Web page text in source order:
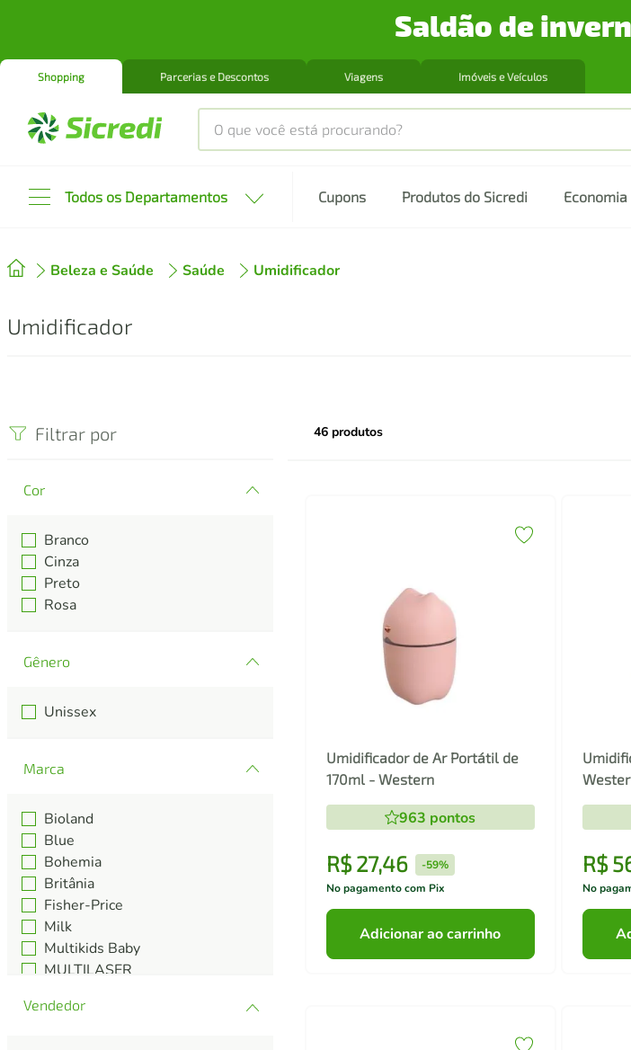
Saldão de
Shopping Parcerias e Descontos Viagens Imóveis e Veículos
O que você está procurando?
Todos os Departamentos Cupons Produtos do Sicredi
Beleza e Saúde Saúde Umidificador
Umidificador
Filtrar por
Cor
Branco
Cinza
Preto
Rosa
Gênero
Unissex
Marca
Bioland
Blue
Bohemia
Britânia
Fisher-Price
Milk
Multikids Baby
MULTILASER
Philco
46 produtos
Umidificador de Ar Portátil de
170ml - Western
963 pontos
R$ 27,46 -59%
No pagamento com Pix
Adicionar ao carrinho
R$
No
2º cafeteira